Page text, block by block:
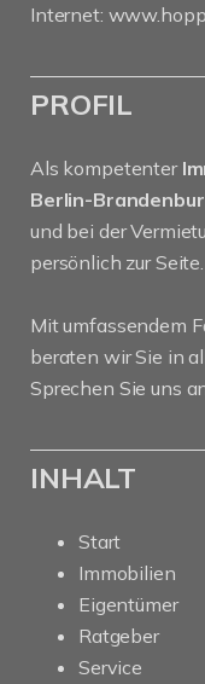
Internet:
PROFIL
Als kompetenter
Berlin-
und bei der
persönlich zur Seite.
Mit umfassendem
beraten wir Sie in
Sprechen Sie uns
INHALT
Start
Immobilien
Eigentümer
Ratgeber
Service